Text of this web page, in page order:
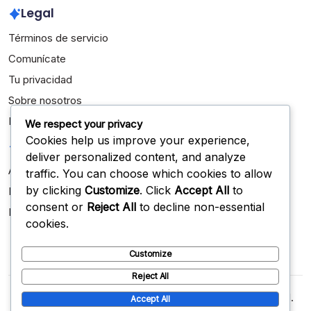
Legal
Términos de servicio
Comunícate
Tu privacidad
Sobre nosotros
Política de cookies
Categorías
Aspectos destacados de la carrera
Biografías de Jugadores
Logros Internacionales
Copyright 2026 — podercivico.org.mx
. All rights reserved.
We respect your privacy
Cookies help us improve your experience,
deliver personalized content, and analyze
traffic. You can choose which cookies to allow
by clicking Customize. Click Accept All to
consent or Reject All to decline non-essential
cookies.
Customize
Reject All
Accept All